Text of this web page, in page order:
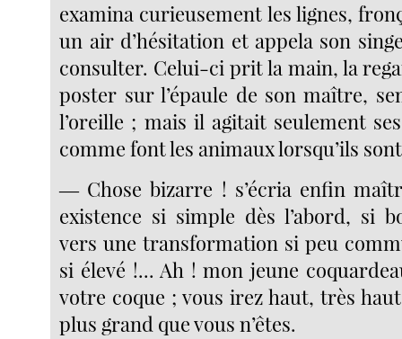
examina curieusement les lignes,
un air d’hésitation et appela son
consulter. Celui-ci prit la main, la
poster sur l’épaule de son maître,
l’oreille ; mais il agitait seulement
comme font les animaux lorsqu’ils
― Chose bizarre ! s’écria enfin
existence si simple dès l’abord, si
vers une transformation si peu
si élevé !... Ah ! mon jeune
votre coque ; vous irez haut, très
plus grand que vous n’êtes.